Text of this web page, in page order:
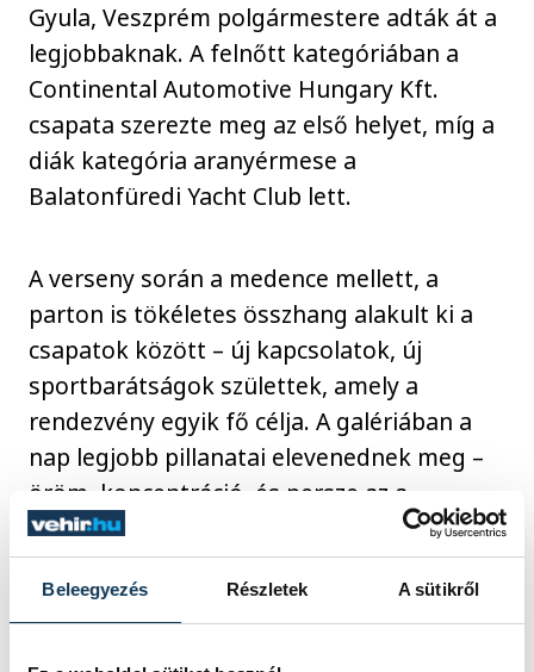
Beleegyezés Részletek A sütikről
Gyula, Veszprém polgármestere adták át a
legjobbaknak. A felnőtt kategóriában a
Continental Automotive Hungary Kft.
csapata szerezte meg az első helyet, míg a
diák kategória aranyérmese a
Balatonfüredi Yacht Club lett.
A verseny során a medence mellett, a
parton is tökéletes összhang alakult ki a
csapatok között – új kapcsolatok, új
sportbarátságok születtek, amely a
rendezvény egyik fő célja. A galériában a
nap legjobb pillanatai elevenednek meg –
öröm, koncentráció, és persze az a
bizonyos dob, ami egyszerre dobogtatta
meg a sárkányhajósok szívét.